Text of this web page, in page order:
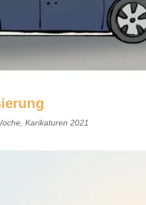
,Karikaturen 2021